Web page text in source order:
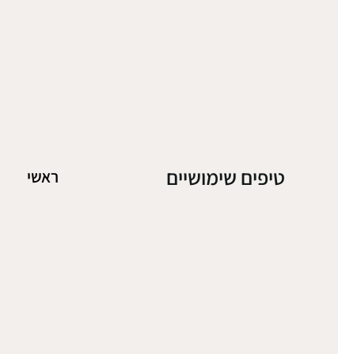
טיפים שימושיים ראשי